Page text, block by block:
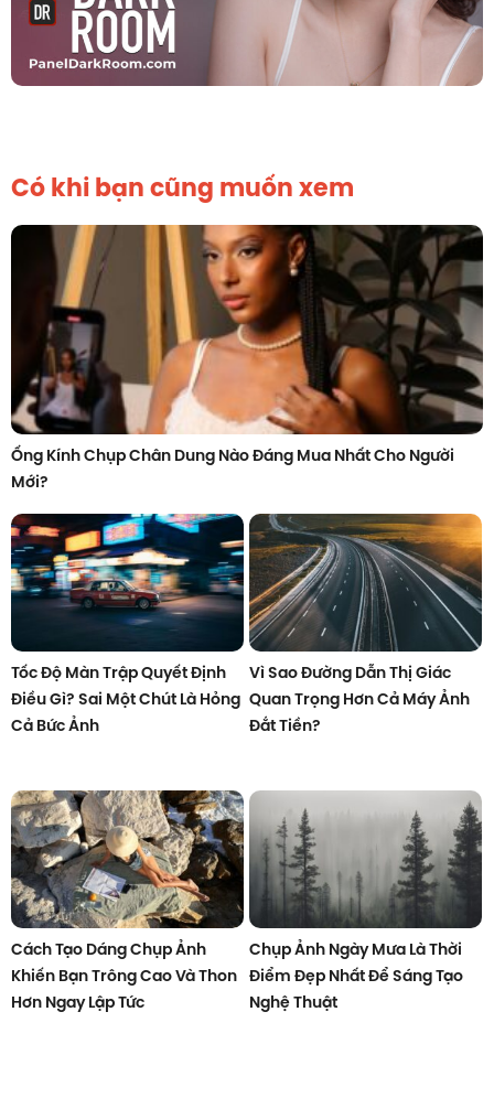
Có khi bạn cũng muốn xem
Ống Kính Chụp Chân Dung Nào Đáng Mua Nhất Cho Người
Mới?
Tốc Độ Màn Trập Quyết Định
Điều Gì? Sai Một Chút Là Hỏng
Cả Bức Ảnh
Vì Sao Đường Dẫn Thị Giác
Quan Trọng Hơn Cả Máy Ảnh
Đắt Tiền?
Cách Tạo Dáng Chụp Ảnh
Khiến Bạn Trông Cao Và Thon
Hơn Ngay Lập Tức
Chụp Ảnh Ngày Mưa Là Thời
Điểm Đẹp Nhất Để Sáng Tạo
Nghệ Thuật